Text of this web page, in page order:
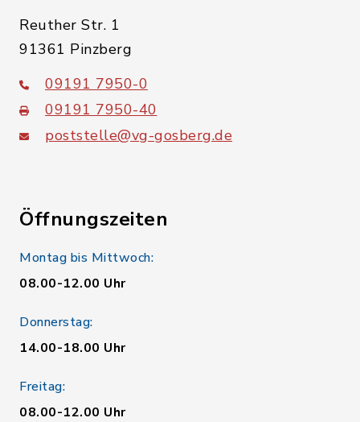
Reuther Str. 1
91361 Pinzberg
09191 7950-0
09191 7950-40
poststelle@vg-gosberg.de
Öffnungszeiten
Montag bis Mittwoch:
08.00-12.00 Uhr
Donnerstag:
14.00-18.00 Uhr
Freitag:
08.00-12.00 Uhr